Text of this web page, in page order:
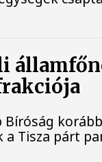
Bíróság
a Tisza párt